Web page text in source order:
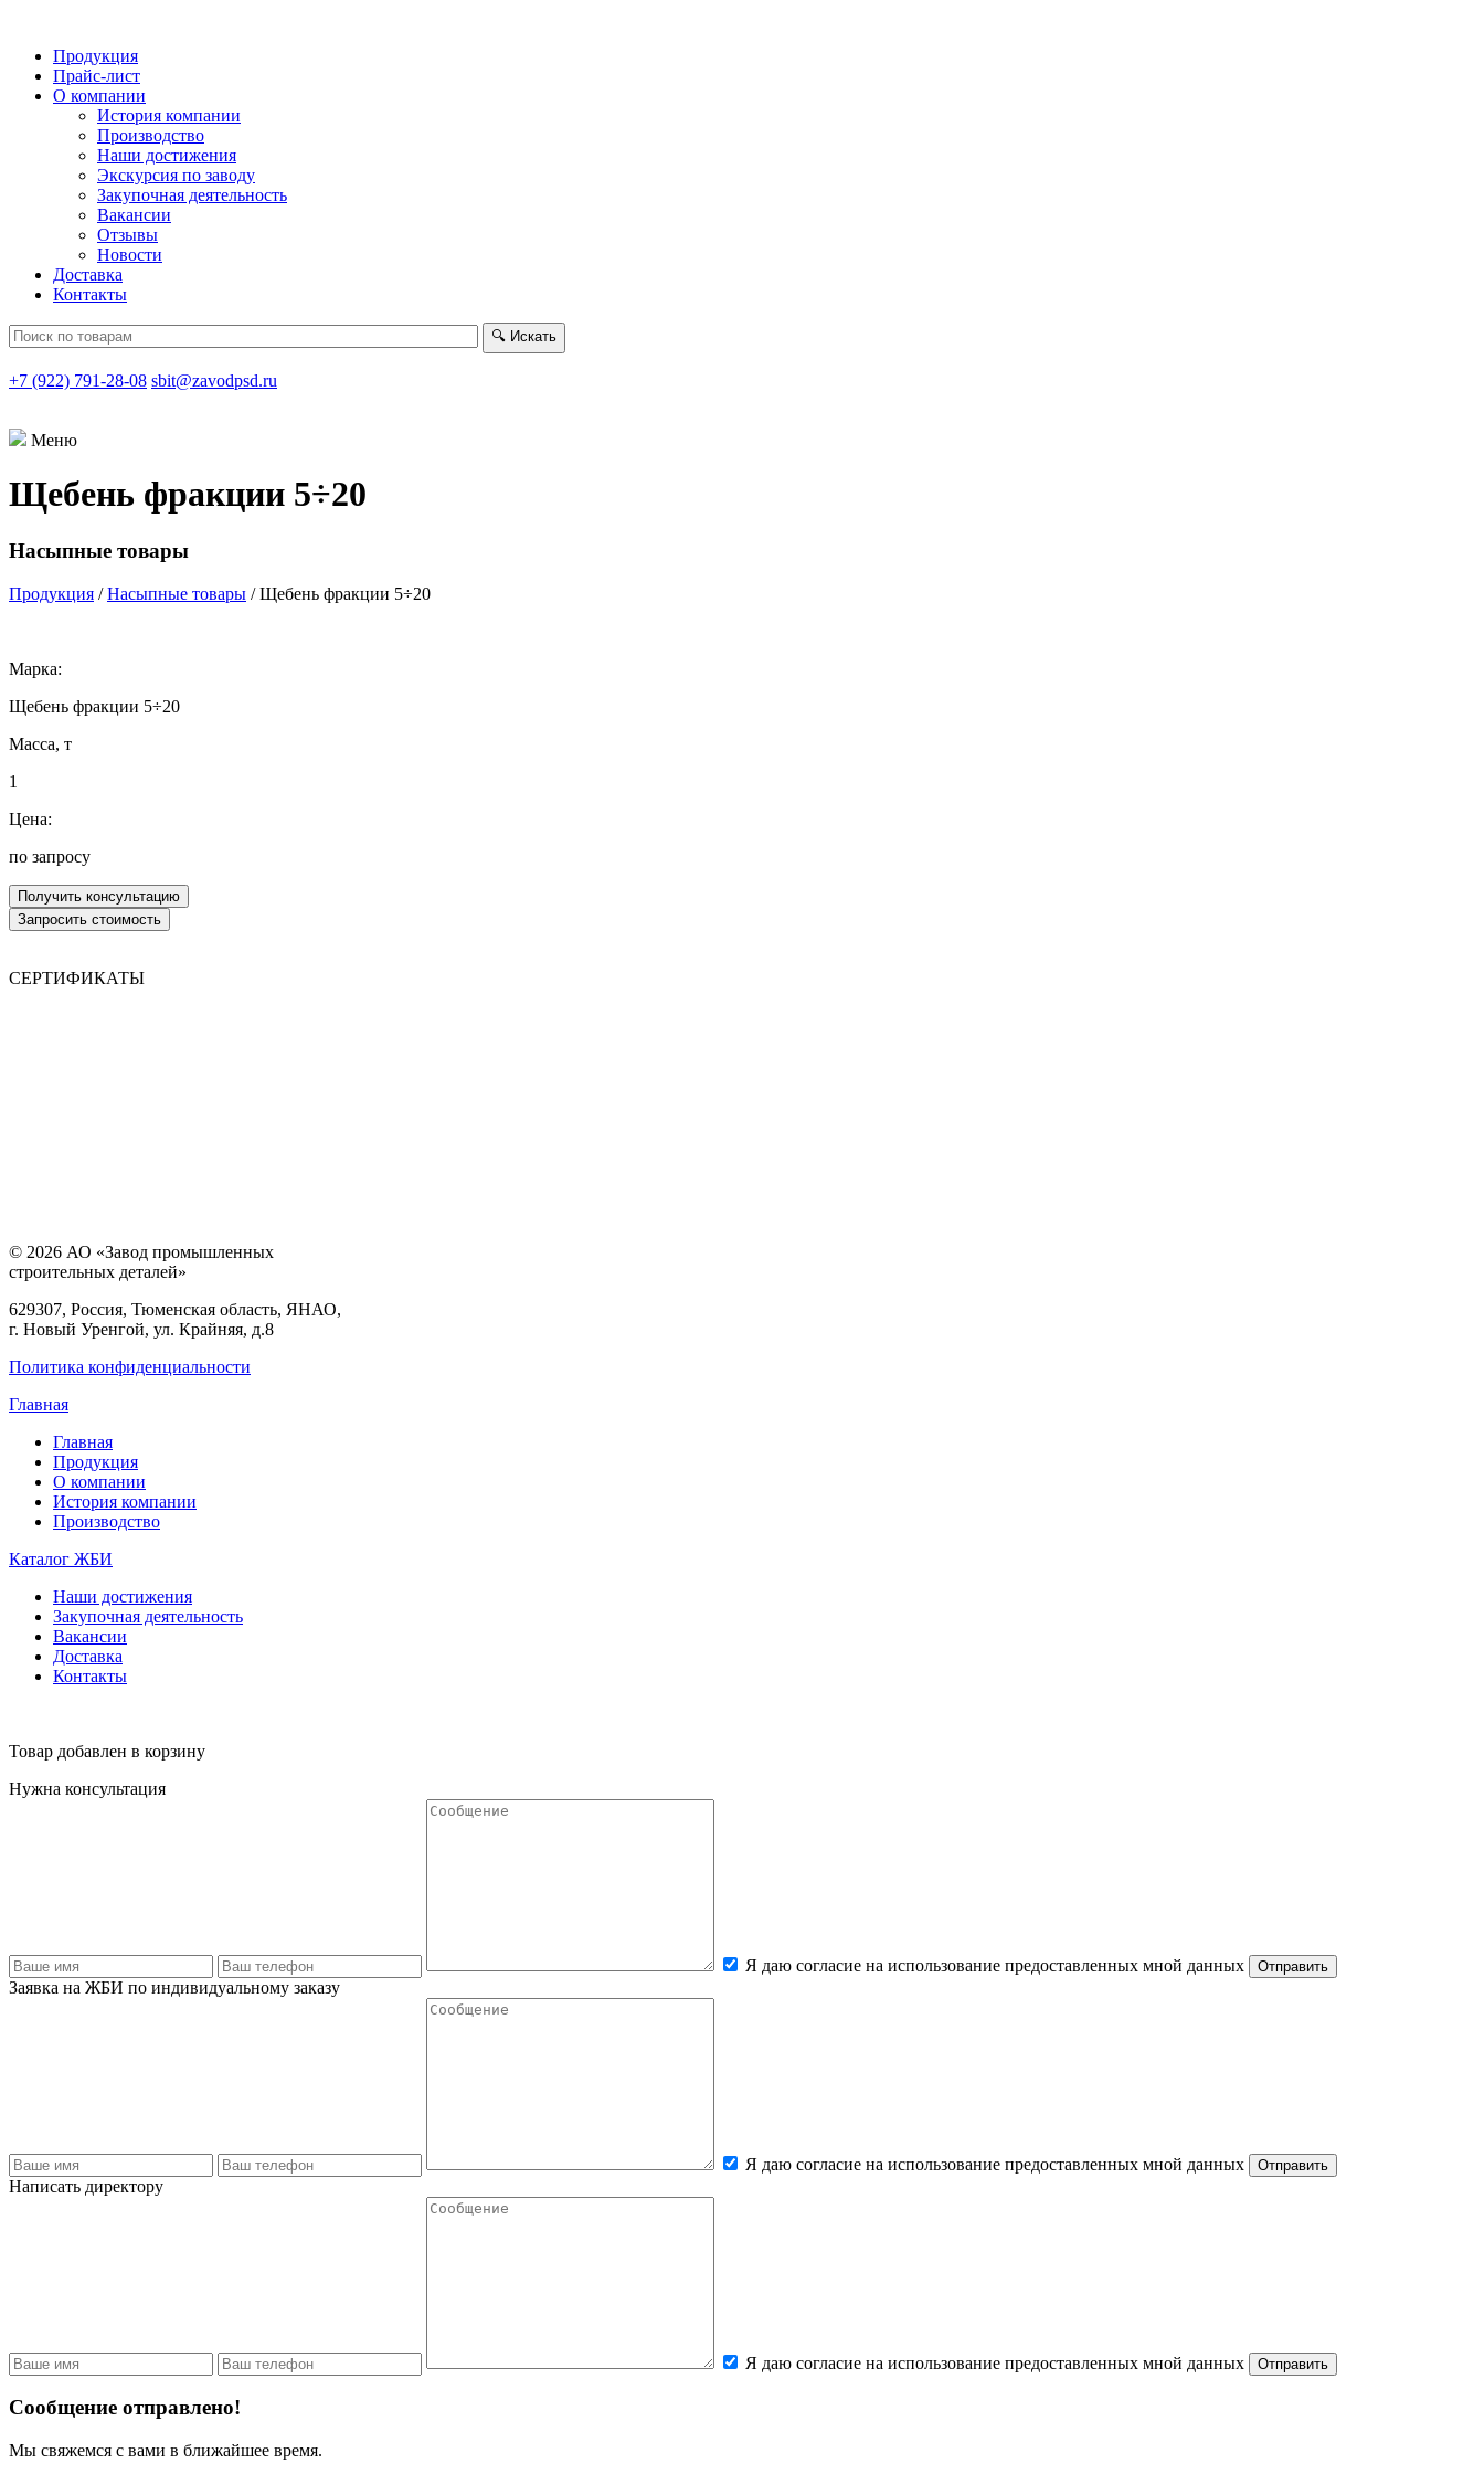
Продукция
Прайс-лист
О компании
История компании
Производство
Наши достижения
Экскурсия по заводу
Закупочная деятельность
Вакансии
Отзывы
Новости
Доставка
Контакты
🔍 Искать
+7 (922) 791-28-08 sbit@zavodpsd.ru
Меню
Щебень фракции 5÷20
Насыпные товары
Продукция /Насыпные товары / Щебень фракции 5÷20
Марка:
Щебень фракции 5÷20
Масса, т
1
Цена:
по запросу
СЕРТИФИКАТЫ
© 2026 АО «Завод промышленных
строительных деталей»
629307, Россия, Тюменская область, ЯНАО,
г. Новый Уренгой, ул. Крайняя, д.8
Политика конфиденциальности
Главная
Главная
Продукция
О компании
История компании
Производство
Каталог ЖБИ
Наши достижения
Закупочная деятельность
Вакансии
Доставка
Контакты
Товар добавлен в корзину
Нужна консультация
Я даю согласие на использование предоставленных мной данных
Заявка на ЖБИ по индивидуальному заказу
Я даю согласие на использование предоставленных мной данных
Написать директору
Я даю согласие на использование предоставленных мной данных
Сообщение отправлено!
Мы свяжемся с вами в ближайшее время.